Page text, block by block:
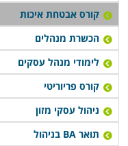
קורס אבטחת איכות
הכשרת מנהלים
לימודי מנהל עסקים
קורס פריוריטי
ניהול עסקי מזון
תואר BA בניהול